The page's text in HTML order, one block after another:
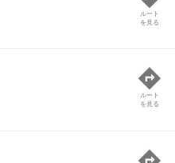
ルート
を見る
ルート
を見る